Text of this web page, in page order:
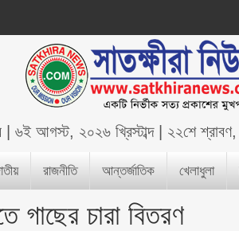
|৬ই আগস্ট, ২০২৬ খ্রিস্টাব্দ| ২২শে শ্রাবণ,
রাজনীতি আন্তর্জাতিক খেলাধুলা
গাছের চারা বিতরণ